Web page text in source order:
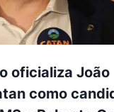
oficializa João
como